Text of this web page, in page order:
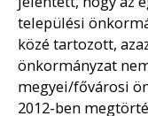
települési
közé tartozott,
önkormányzat
megyei/fővárosi
2012-ben